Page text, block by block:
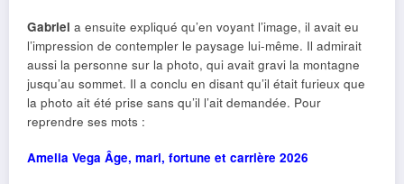
Gabriel a ensuite expliqué qu’en voyant l’image, il avait eu
l’impression de contempler le paysage lui-même. Il admirait
aussi la personne sur la photo, qui avait gravi la montagne
jusqu’au sommet. Il a conclu en disant qu’il était furieux que
la photo ait été prise sans qu’il l’ait demandée. Pour
reprendre ses mots :
Amelia Vega Âge, mari, fortune et carrière 2026